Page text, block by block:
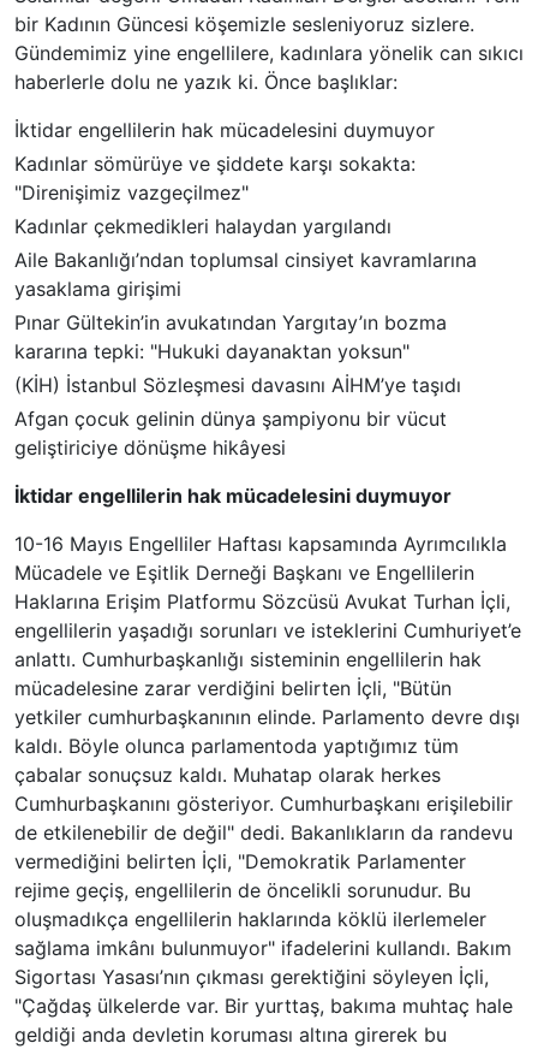
bir Kadının Güncesi köşemizle sesleniyoruz sizlere.
Gündemimiz yine engellilere, kadınlara yönelik can sıkıcı
haberlerle dolu ne yazık ki. Önce başlıklar:
İktidar engellilerin hak mücadelesini duymuyor
Kadınlar sömürüye ve şiddete karşı sokakta:
"Direnişimiz vazgeçilmez"
Kadınlar çekmedikleri halaydan yargılandı
Aile Bakanlığı’ndan toplumsal cinsiyet kavramlarına
yasaklama girişimi
Pınar Gültekin’in avukatından Yargıtay’ın bozma
kararına tepki: "Hukuki dayanaktan yoksun"
(KİH) İstanbul Sözleşmesi davasını AİHM’ye taşıdı
Afgan çocuk gelinin dünya şampiyonu bir vücut
geliştiriciye dönüşme hikâyesi
İktidar engellilerin hak mücadelesini duymuyor
10-16 Mayıs Engelliler Haftası kapsamında Ayrımcılıkla
Mücadele ve Eşitlik Derneği Başkanı ve Engellilerin
Haklarına Erişim Platformu Sözcüsü Avukat Turhan İçli,
engellilerin yaşadığı sorunları ve isteklerini Cumhuriyet’e
anlattı. Cumhurbaşkanlığı sisteminin engellilerin hak
mücadelesine zarar verdiğini belirten İçli, "Bütün
yetkiler cumhurbaşkanının elinde. Parlamento devre dışı
kaldı. Böyle olunca parlamentoda yaptığımız tüm
çabalar sonuçsuz kaldı. Muhatap olarak herkes
Cumhurbaşkanını gösteriyor. Cumhurbaşkanı erişilebilir
de etkilenebilir de değil" dedi. Bakanlıkların da randevu
vermediğini belirten İçli, "Demokratik Parlamenter
rejime geçiş, engellilerin de öncelikli sorunudur. Bu
oluşmadıkça engellilerin haklarında köklü ilerlemeler
sağlama imkânı bulunmuyor" ifadelerini kullandı. Bakım
Sigortası Yasası’nın çıkması gerektiğini söyleyen İçli,
"Çağdaş ülkelerde var. Bir yurttaş, bakıma muhtaç hale
geldiği anda devletin koruması altına girerek bu